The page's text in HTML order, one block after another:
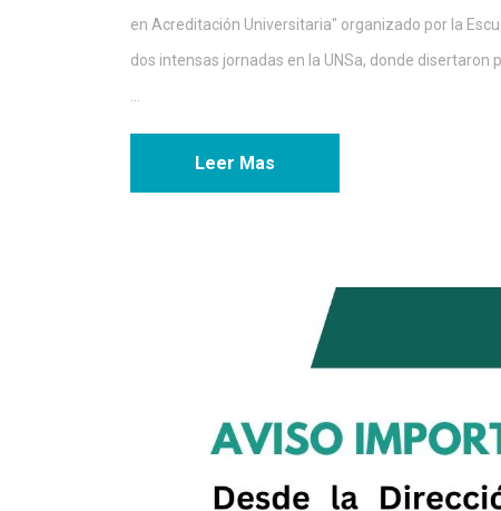
en Acreditación Universitaria" organizado por la
dos intensas jornadas en la UNSa, donde disertaron
Leer Mas